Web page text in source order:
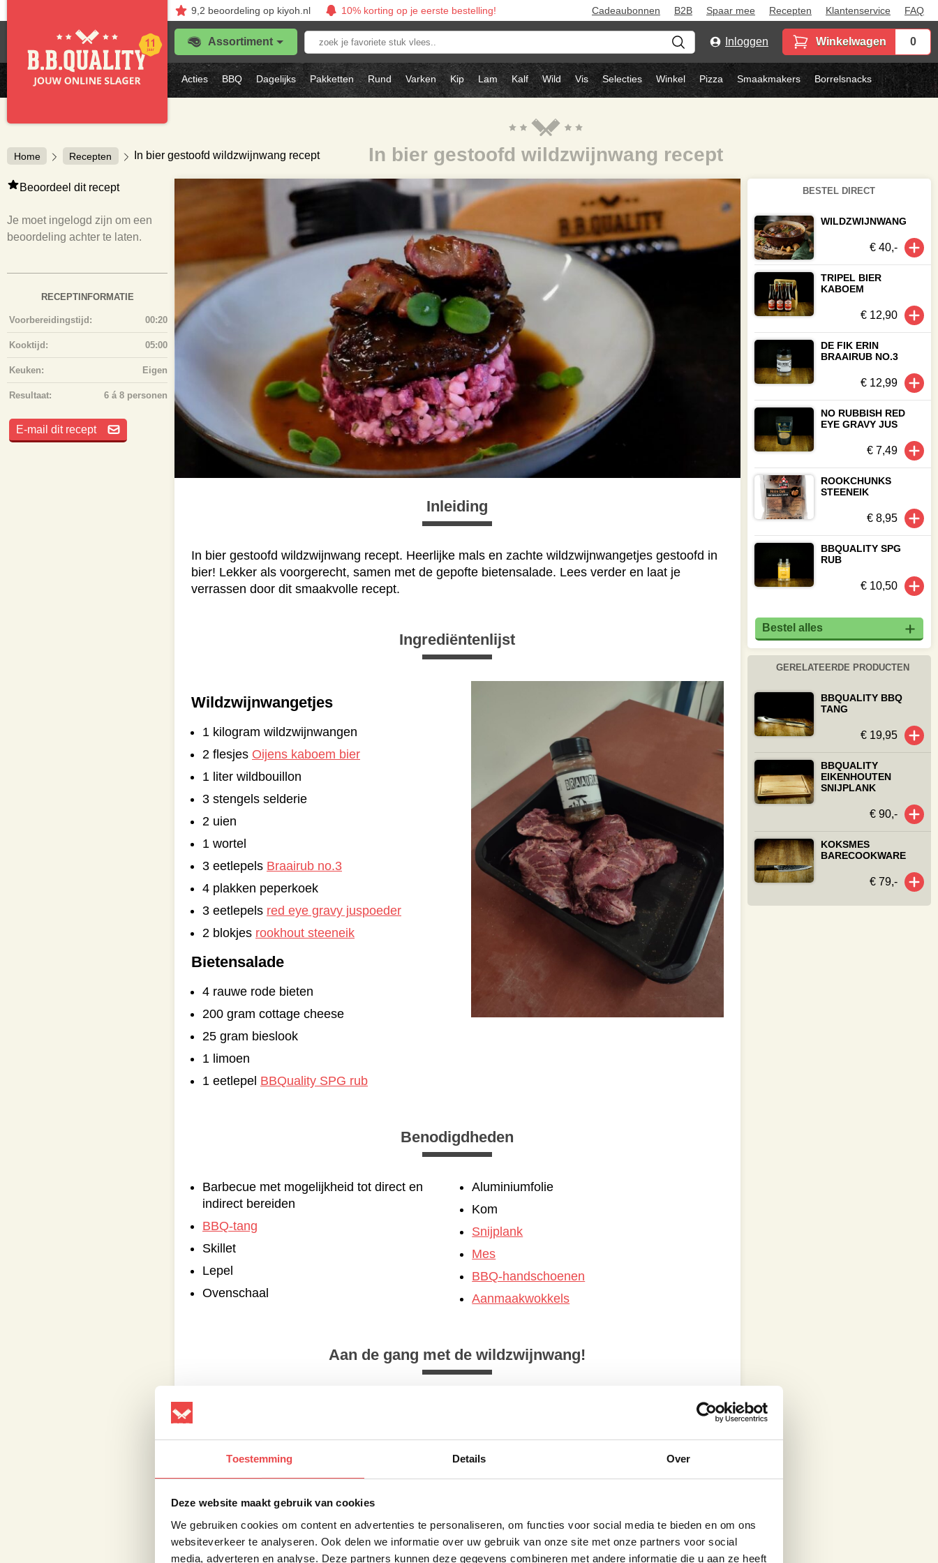
Toestemming Details Over
Deze website maakt gebruik van cookies
We gebruiken cookies om content en advertenties te personaliseren, om functies voor social media te bieden en om ons
websiteverkeer te analyseren. Ook delen we informatie over uw gebruik van onze site met onze partners voor social
media, adverteren en analyse. Deze partners kunnen deze gegevens combineren met andere informatie die u aan ze heeft
9,2 beoordelingop kiyoh.nl 10% korting op je eerste bestelling! Cadeaubonnen B2B Spaar mee Recepten Klantenservice FAQ
Assortiment
Zoek
je
favoriete
stuk
vlees..
Inloggen Winkelwagen 0
Acties BBQ Dagelijks Pakketten Rund Varken Kip Lam Kalf Wild Vis Selecties Winkel Pizza Smaakmakers Borrelsnacks
Home Recepten In bier gestoofd wildzwijnwang recept In bier gestoofd wildzwijnwang recept
Beoordeel dit recept
Je moet ingelogd zijn om een
beoordeling achter te laten.
RECEPTINFORMATIE
Voorbereidingstijd: 00:20
Kooktijd: 05:00
Keuken: Eigen
Resultaat: 6 á 8 personen
E-mail dit recept
Inleiding
In bier gestoofd wildzwijnwang recept. Heerlijke mals en zachte wildzwijnwangetjes gestoofd in
bier! Lekker als voorgerecht, samen met de gepofte bietensalade. Lees verder en laat je
verrassen door dit smaakvolle recept.
Ingrediëntenlijst
Wildzwijnwangetjes
1 kilogram wildzwijnwangen
2 flesjes Oijens kaboem bier
1 liter wildbouillon
3 stengels selderie
2 uien
1 wortel
3 eetlepels Braairub no.3
4 plakken peperkoek
3 eetlepels red eye gravy juspoeder
2 blokjes rookhout steeneik
Bietensalade
4 rauwe rode bieten
200 gram cottage cheese
25 gram bieslook
1 limoen
1 eetlepel BBQuality SPG rub
Benodigdheden
Barbecue met mogelijkheid tot direct en
indirect bereiden
BBQ-tang
Skillet
Lepel
Ovenschaal
Aluminiumfolie
Kom
Snijplank
Mes
BBQ-handschoenen
Aanmaakwokkels
Aan de gang met de wildzwijnwang!
indirecteopstelling van je BBQ. Leg het rookhout op de kolen en de wangetjes op het
rooster. Rook de wangetjes nu voor één uur op de barbecue.
Snijd vervolgens de wortel, selderie en ui in grove stukken en doe deze in de ovenschaal.
Zodra de wangetjes 1 uur hebben gerookt, leg deze dan ook in de ovenschaal samen met de
laurier. Giet hier nu het bier en de bouillon eroverheen. Dek het af met aluminiumfolie en zet ze
terug op de BBQ.
BESTEL DIRECT
WILDZWIJNWANG
€ 40,-
TRIPEL BIER
KABOEM
€ 12,90
DE FIK ERIN
BRAAIRUB NO.3
€ 12,99
NO RUBBISH RED
EYE GRAVY JUS
€ 7,49
ROOKCHUNKS
STEENEIK
€ 8,95
BBQUALITY SPG
RUB
€ 10,50
Bestel alles
GERELATEERDE PRODUCTEN
BBQUALITY BBQ
TANG
€ 19,95
BBQUALITY
EIKENHOUTEN
SNIJPLANK
€ 90,-
KOKSMES
BARECOOKWARE
€ 79,-